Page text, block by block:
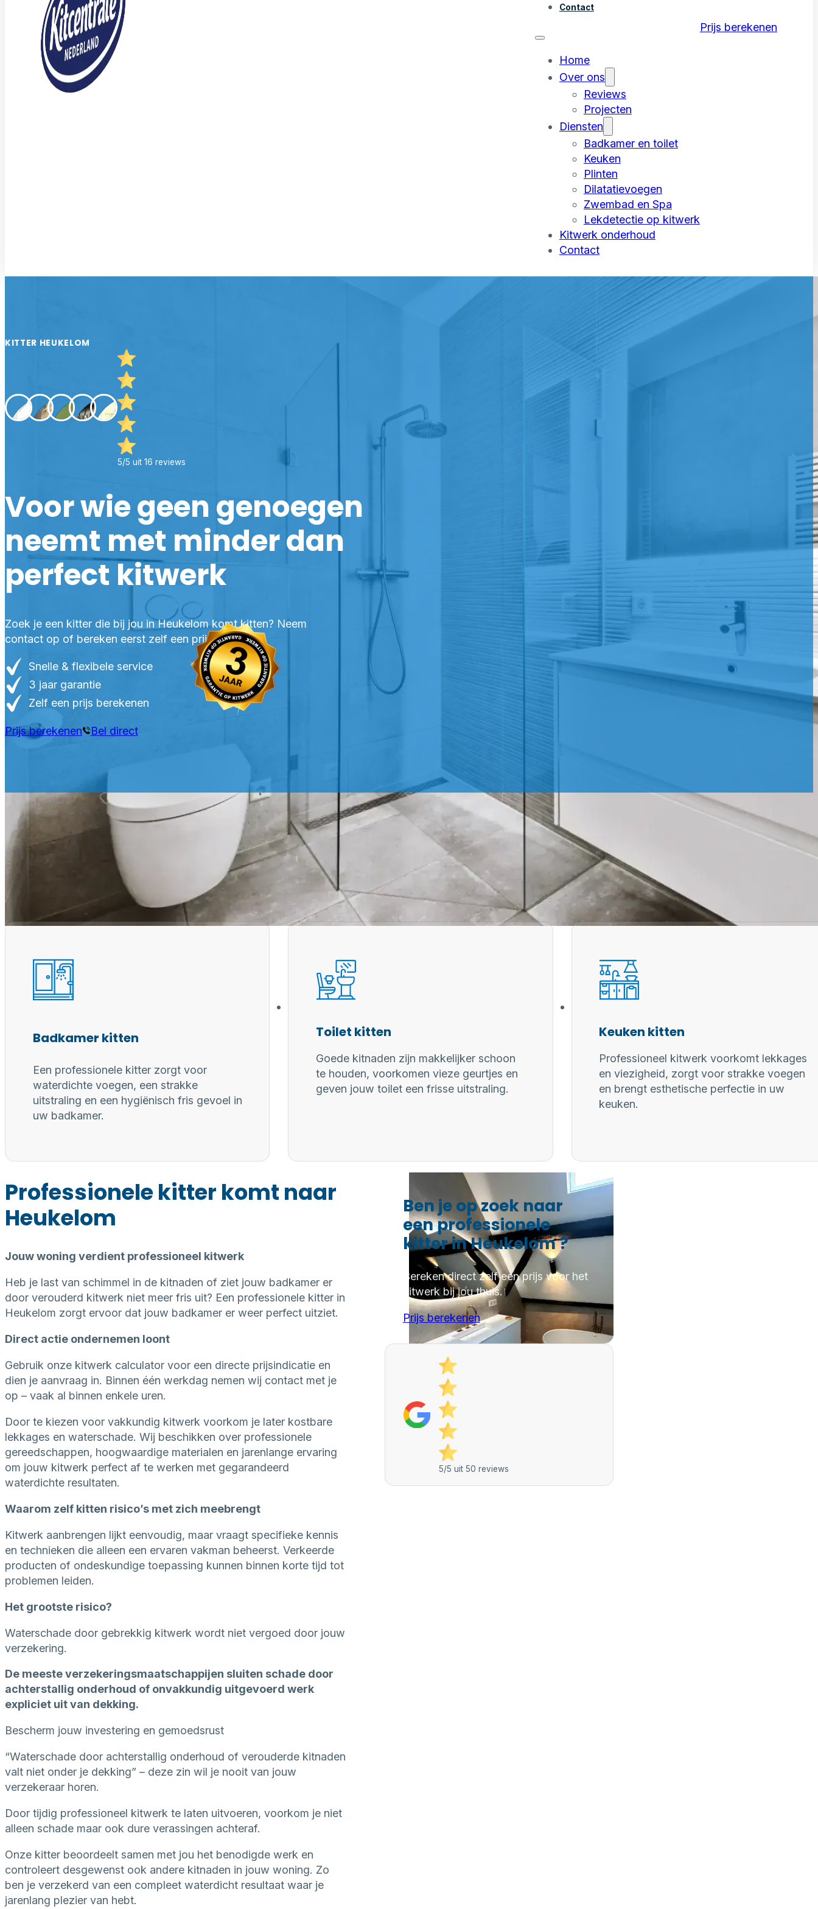
Contact
Home
Over ons
Reviews
Projecten
Diensten
Badkamer en toilet
Keuken
Plinten
Dilatatievoegen
Zwembad en Spa
Lekdetectie op kitwerk
Kitwerk onderhoud
Contact
Prijs berekenen
KITTER HEUKELOM
5/5 uit 16 reviews
Voor wie geen genoegen
neemt met minder dan
perfect kitwerk
Zoek je een kitter die bij jou in Heukelom komt kitten? Neem
contact op of bereken eerst zelf een prijs.
Snelle & flexibele service
3 jaar garantie
Zelf een prijs berekenen
Prijs berekenen Bel direct
PROFESSIONELE KITTER HEUKELOM
Waarom een professionele kitter?
Professioneel gereedschap, juiste materialen en ervaring zorgen
voor duurzaam, waterdicht en perfect afgewerkt kitwerk
Badkamer kitten
Een professionele kitter zorgt voor
waterdichte voegen, een strakke
uitstraling en een hygiënisch fris gevoel in
uw badkamer.
Toilet kitten
Goede kitnaden zijn makkelijker schoon
te houden, voorkomen vieze geurtjes en
geven jouw toilet een frisse uitstraling.
Keuken kitten
Professioneel kitwerk voorkomt lekkages
en viezigheid, zorgt voor strakke voegen
en brengt esthetische perfectie in uw
keuken.
Professionele kitter komt naar
Heukelom
Jouw woning verdient professioneel kitwerk
Heb je last van schimmel in de kitnaden of ziet jouw badkamer er
door verouderd kitwerk niet meer fris uit? Een professionele kitter in
Heukelom zorgt ervoor dat jouw badkamer er weer perfect uitziet.
Direct actie ondernemen loont
Gebruik onze kitwerk calculator voor een directe prijsindicatie en
dien je aanvraag in. Binnen één werkdag nemen wij contact met je
op – vaak al binnen enkele uren.
Door te kiezen voor vakkundig kitwerk voorkom je later kostbare
lekkages en waterschade. Wij beschikken over professionele
gereedschappen, hoogwaardige materialen en jarenlange ervaring
om jouw kitwerk perfect af te werken met gegarandeerd
waterdichte resultaten.
Waarom zelf kitten risico’s met zich meebrengt
Kitwerk aanbrengen lijkt eenvoudig, maar vraagt specifieke kennis
en technieken die alleen een ervaren vakman beheerst. Verkeerde
producten of ondeskundige toepassing kunnen binnen korte tijd tot
problemen leiden.
Het grootste risico?
Waterschade door gebrekkig kitwerk wordt niet vergoed door jouw
verzekering.
De meeste verzekeringsmaatschappijen sluiten schade door
achterstallig onderhoud of onvakkundig uitgevoerd werk
expliciet uit van dekking.
Bescherm jouw investering en gemoedsrust
“Waterschade door achterstallig onderhoud of verouderde kitnaden
valt niet onder je dekking” – deze zin wil je nooit van jouw
verzekeraar horen.
Door tijdig professioneel kitwerk te laten uitvoeren, voorkom je niet
alleen schade maar ook dure verassingen achteraf.
Onze kitter beoordeelt samen met jou het benodigde werk en
controleert desgewenst ook andere kitnaden in jouw woning. Zo
ben je verzekerd van een compleet waterdicht resultaat waar je
jarenlang plezier van hebt.
Ben je op zoek naar
een professionele
kitter in Heukelom ?
Bereken direct zelf een prijs voor het
kitwerk bij jou thuis.
Prijs berekenen
5/5 uit 50 reviews